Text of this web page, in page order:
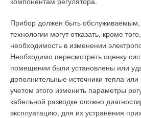
Прибор должен быть
технологии могут отказать, кроме
необходимость в изменении
Необходимо пересмотреть оценку
помещении были установлены или
дополнительные источники тепла
учетом этого изменить параметры
кабельной разводке сложно
эксплуатацию, для их устранения
производителя алюминиевых
строительных организаций,
покупателями радиаторов отопления,
которой они не могут наладить
отечественными производителями
радиаторов, т.к. ограниченные
отечественных предприятий не
сроки обеспечить продукцией
России.